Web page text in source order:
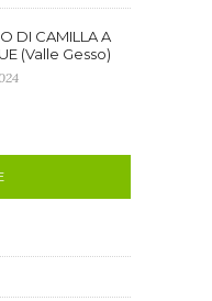
DI CAMILLA A
(Valle Gesso)